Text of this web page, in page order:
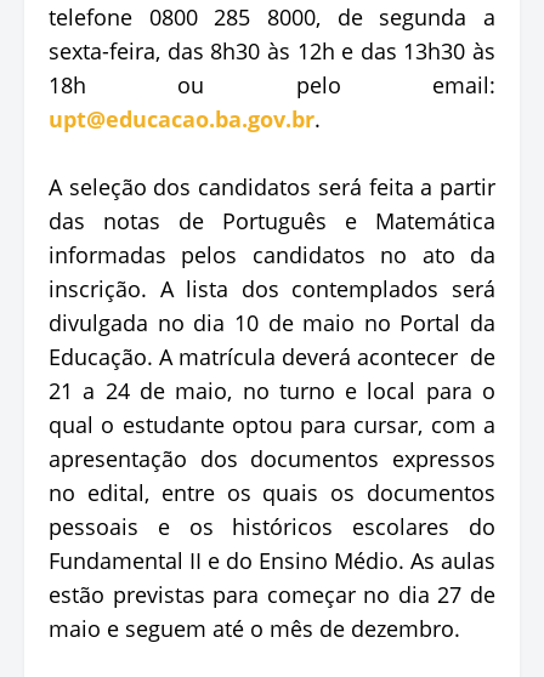
telefone 0800 285 8000, de segunda a
sexta-feira, das 8h30 às 12h e das 13h30 às
18h ou pelo email:
upt@educacao.ba.gov.br.
A seleção dos candidatos será feita a partir
das notas de Português e Matemática
informadas pelos candidatos no ato da
inscrição. A lista dos contemplados será
divulgada no dia 10 de maio no Portal da
Educação. A matrícula deverá acontecer de
21 a 24 de maio, no turno e local para o
qual o estudante optou para cursar, com a
apresentação dos documentos expressos
no edital, entre os quais os documentos
pessoais e os históricos escolares do
Fundamental II e do Ensino Médio. As aulas
estão previstas para começar no dia 27 de
maio e seguem até o mês de dezembro.